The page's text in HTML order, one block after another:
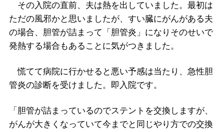
その入院の直前、夫は熱を出していました。最初は
ただの風邪かと思いましたが、すい臓にがんがある夫
の場合、胆管が詰まって「胆管炎」になりそのせいで
発熱する場合もあることに気がつきました。
慌てて病院に行かせると悪い予感は当たり、急性胆
管炎の診断を受けました。即入院です。
「胆管が詰まっているのでステントを交換しますが、
がんが大きくなっていて今までと同じやり方での交換